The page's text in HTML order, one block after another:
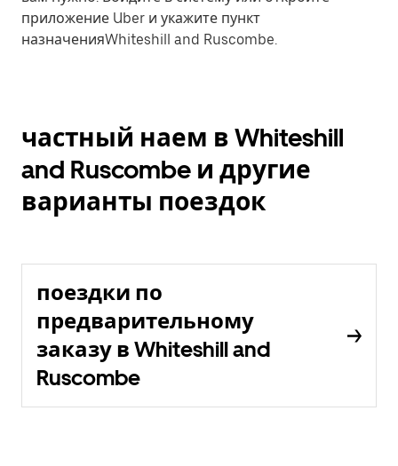
приложение Uber и укажите пункт
назначенияWhiteshill and Ruscombe.
частный наем в Whiteshill
and Ruscombe и другие
варианты поездок
поездки по
предварительному
заказу в Whiteshill and
Ruscombe